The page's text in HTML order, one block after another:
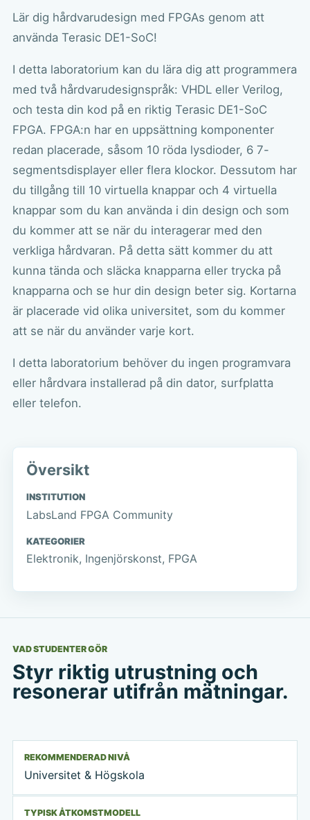
Lär dig hårdvarudesign med FPGAs genom att
använda Terasic DE1-SoC!
I detta laboratorium kan du lära dig att programmera
med två hårdvarudesignspråk: VHDL eller Verilog,
och testa din kod på en riktig Terasic DE1-SoC
FPGA. FPGA:n har en uppsättning komponenter
redan placerade, såsom 10 röda lysdioder, 6 7-
segmentsdisplayer eller flera klockor. Dessutom har
du tillgång till 10 virtuella knappar och 4 virtuella
knappar som du kan använda i din design och som
du kommer att se när du interagerar med den
verkliga hårdvaran. På detta sätt kommer du att
kunna tända och släcka knapparna eller trycka på
knapparna och se hur din design beter sig. Kortarna
är placerade vid olika universitet, som du kommer
att se när du använder varje kort.
I detta laboratorium behöver du ingen programvara
eller hårdvara installerad på din dator, surfplatta
eller telefon.
Översikt
INSTITUTION
LabsLand FPGA Community
KATEGORIER
Elektronik, Ingenjörskonst, FPGA
VAD STUDENTER GÖR
Styr riktig utrustning och
resonerar utifrån mätningar.
REKOMMENDERAD NIVÅ
Universitet & Högskola
TYPISK ÅTKOMSTMODELL